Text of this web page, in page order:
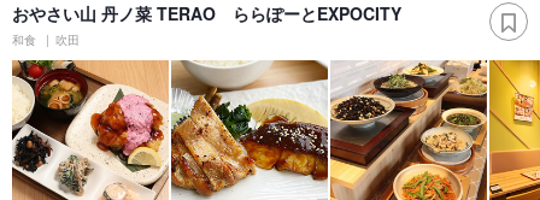
おやさい山 丹ノ菜 TERAO ららぽーとEXPOCITY
和食 吹田